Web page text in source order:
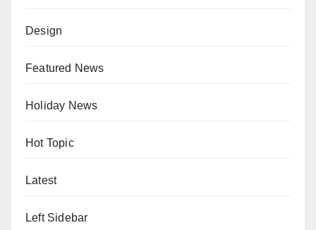
Design
Featured News
Holiday News
Hot Topic
Latest
Left Sidebar